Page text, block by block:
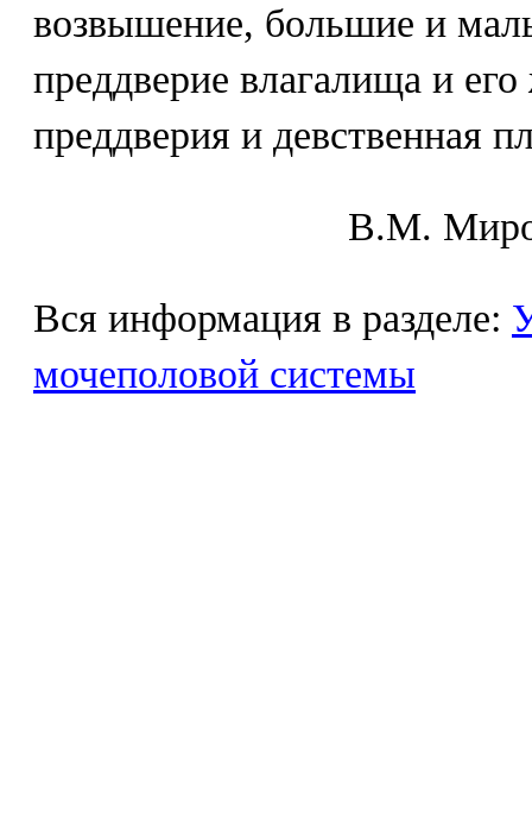
возвышение, большие и
преддверие влагалища и
преддверия и девственная
В.М.
Вся информация в разделе:
мочеполовой системы